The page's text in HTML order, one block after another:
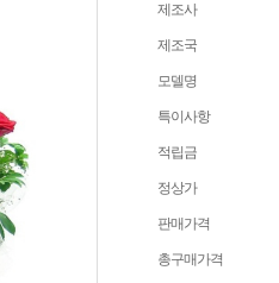
제조사
제조국
모델명
특이사항
적립금
정상가
판매가격
총구매가격